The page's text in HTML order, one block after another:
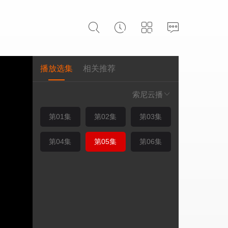
播放选集 相关推荐
索尼云播
第01集 第02集 第03集
第04集 第05集 第06集